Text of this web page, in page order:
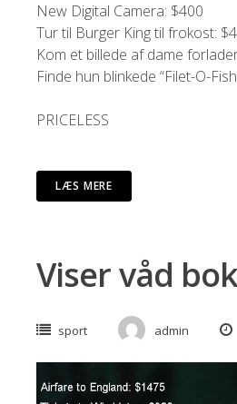
New Digital Camera: $400
Tur til Burger King til frokost: $4
Kom et billede af dame
Finde hun blinkede “Filet-O-
PRICELESS
LÆS MERE
Viser våd
sport admin